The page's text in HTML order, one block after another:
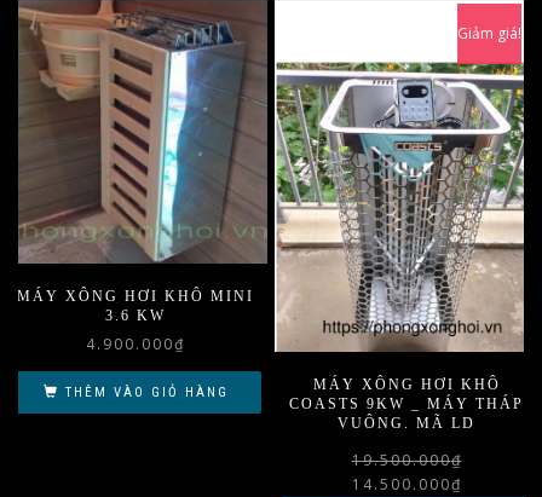
MÁY XÔNG HƠI KHÔ MINI
3.6 KW
4.900.000₫
THÊM VÀO GIỎ HÀNG
MÁY XÔNG HƠI KHÔ
COASTS 9KW _ MÁY THÁP
VUÔNG. MÃ LD
Giảm giá!
19.500.000₫
14.500.000₫